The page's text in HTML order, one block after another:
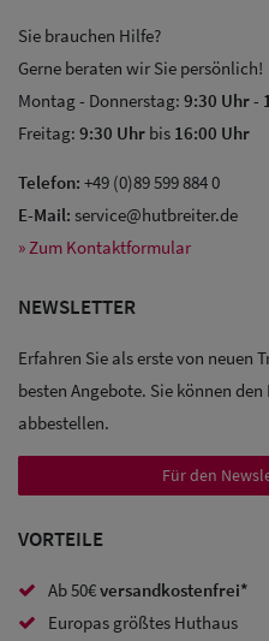
Sale: Caps
Baseball
Caps
Sale: Army
Caps
Trucker
Caps
Sie brauchen Hilfe?
Gerne beraten wir Sie persönlich!
Montag - Donnerstag: 9:30 Uhr-
Freitag: 9:30 Uhr bis 16:00 Uhr
Telefon: +49 (0)89 599 884 0
E-Mail: service@hutbreiter.de
» Zum Kontaktformular
NEWSLETTER
Erfahren Sie als erste von neuen
besten Angebote. Sie können
abbestellen.
Für den
VORTEILE
Ab 50€versandkostenfrei*
Europas größtes Huthaus